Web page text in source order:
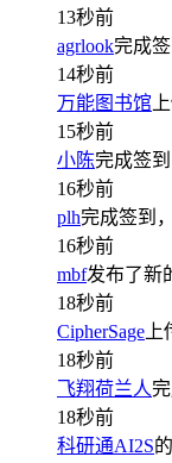
13秒前
agrlook完成
14秒前
万能图书馆
15秒前
小陈完成签
16秒前
plh完成签到
16秒前
mbf发布了新
18秒前
CipherSage
18秒前
飞翔荷兰人
18秒前
科研通AI2S的